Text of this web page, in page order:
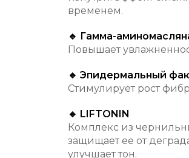
временем.
🔹 Гамма-
Повышает
🔹 Эпидермальный
Стимулирует рост
🔹 LIFTONIN
Комплекс из
защищает ее от
улучшает тон.